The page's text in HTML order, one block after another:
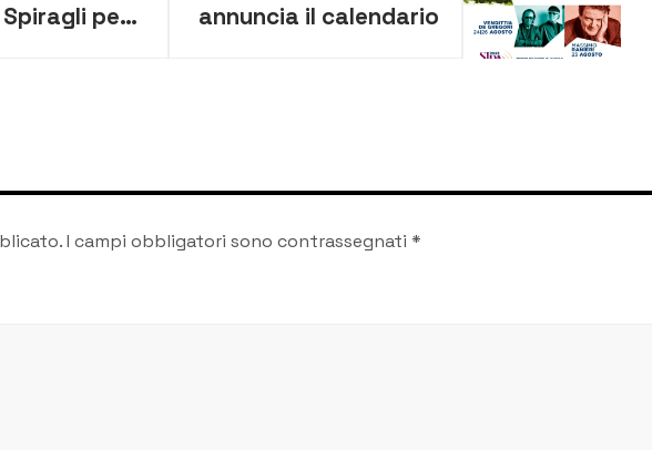
per
annuncia il calendario
I campi obbligatori sono contrassegnati *